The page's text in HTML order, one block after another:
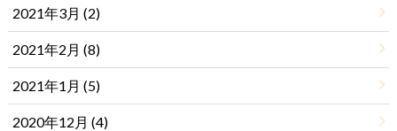
2021年3月 (2)
2021年2月 (8)
2021年1月 (5)
2020年12月 (4)